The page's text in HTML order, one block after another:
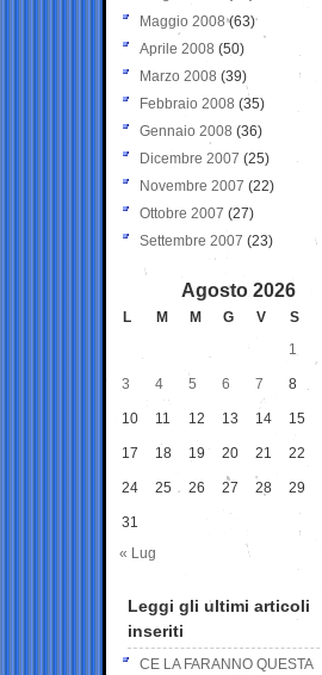
Maggio 2008(63)
Aprile 2008 (50)
Marzo 2008 (39)
Febbraio 2008 (35)
Gennaio 2008 (36)
Dicembre 2007 (25)
Novembre 2007 (22)
Ottobre 2007 (27)
Settembre 2007 (23)
Agosto 2026
L M M G V S
1
3 4 5 6 7 8
10 11 12 13 14 15
17 18 19 20 21 22
24 25 26 27 28 29
31
« Lug
Leggi gli ultimi articoli
inseriti
CE LA FARANNO QUESTA